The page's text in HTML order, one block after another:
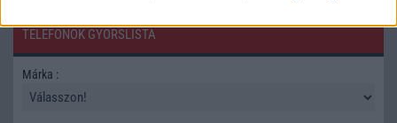
TELEFONOK GYORSLISTA
Márka :